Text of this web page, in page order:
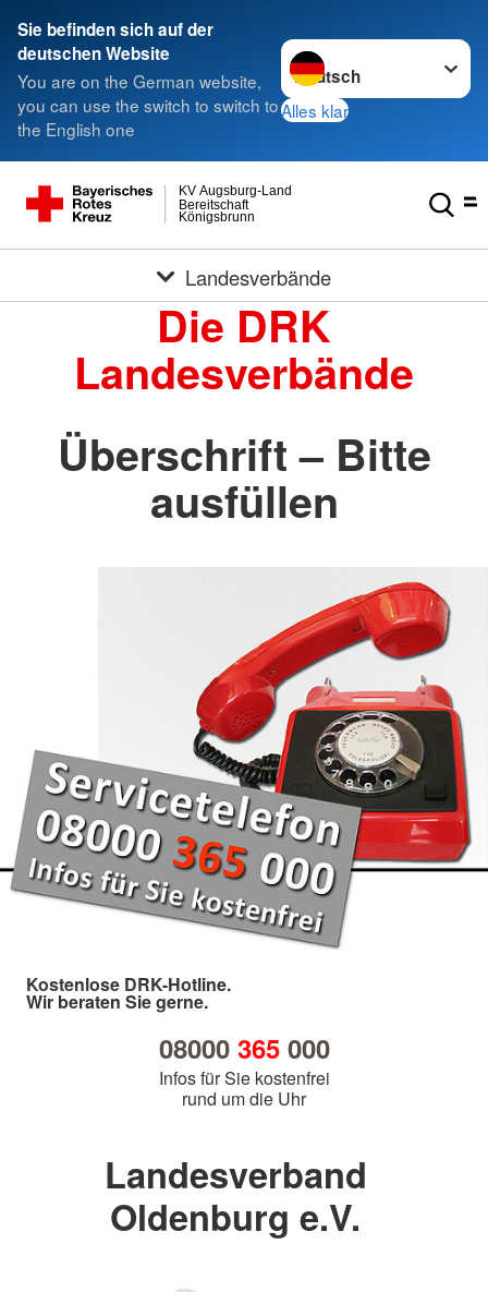
Sie befinden sich auf der
deutschen Website
You are on the German website,
you can use the switch to switch to
the English one
Sprache wechseln zu
Alles klar
Königsbrunn
Bereitschaft
KV Augsburg-Land
Landesverbände
Die DRK
Landesverbände
Überschrift – Bitte
ausfüllen
Kostenlose DRK-Hotline.
Wir beraten Sie gerne.
08000 365000
Infos für Sie kostenfrei
rund um die Uhr
Landesverband
Oldenburg e.V.